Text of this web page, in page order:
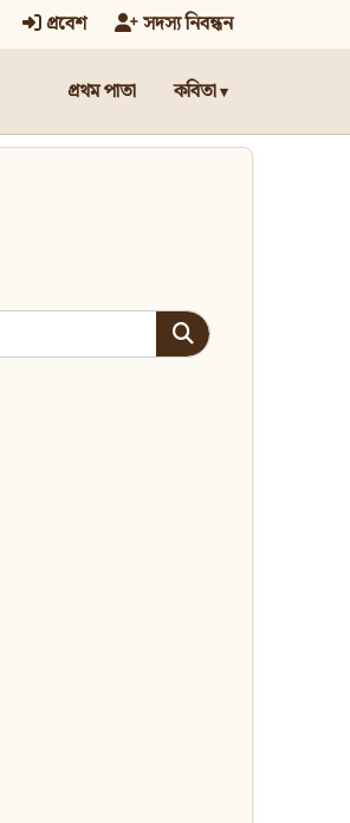
প্রবেশ সদস্য নিবন্ধন
প্রথম পাতা কবিতা